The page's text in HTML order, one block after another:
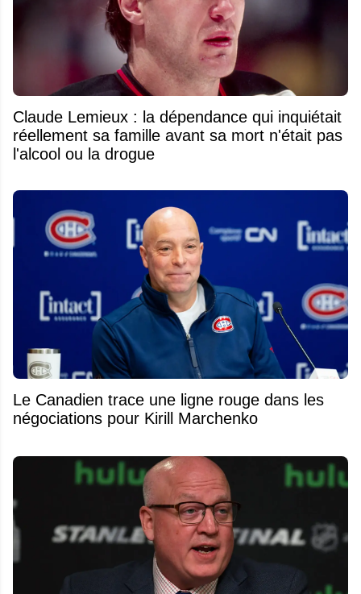
Claude Lemieux : la dépendance qui inquiétait
réellement sa famille avant sa mort n'était pas
l'alcool ou la drogue
Le Canadien trace une ligne rouge dans les
négociations pour Kirill Marchenko